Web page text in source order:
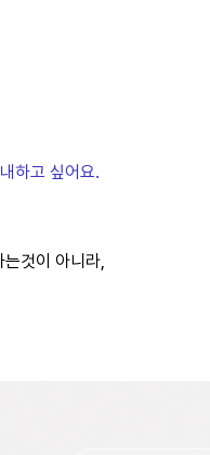
하고 싶어요.
것이 아니라,